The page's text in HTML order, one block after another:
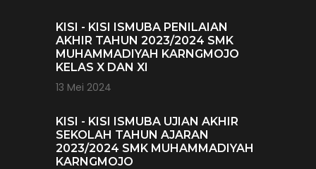
KISI - KISI ISMUBA PENILAIAN
AKHIR TAHUN 2023/2024 SMK
MUHAMMADIYAH KARNGMOJO
KELAS X DAN XI
13 Mei 2024
KISI - KISI ISMUBA UJIAN AKHIR
SEKOLAH TAHUN AJARAN
2023/2024 SMK MUHAMMADIYAH
KARNGMOJO